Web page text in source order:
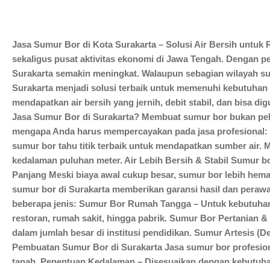
Jasa Sumur Bor di Kota Surakarta – Solusi Air Bersih untuk
sekaligus pusat aktivitas ekonomi di Jawa Tengah. Dengan
Surakarta semakin meningkat. Walaupun sebagian wilayah
Surakarta menjadi solusi terbaik untuk memenuhi
mendapatkan air bersih yang jernih, debit stabil, dan bisa
Jasa Sumur Bor di Surakarta? Membuat sumur bor bukan
mengapa Anda harus mempercayakan pada jasa
sumur bor tahu titik terbaik untuk mendapatkan sumber air.
kedalaman puluhan meter. Air Lebih Bersih & Stabil Sumur
Panjang Meski biaya awal cukup besar, sumur bor lebih
sumur bor di Surakarta memberikan garansi hasil dan
beberapa jenis: Sumur Bor Rumah Tangga – Untuk
restoran, rumah sakit, hingga pabrik. Sumur Bor Pertanian
dalam jumlah besar di institusi pendidikan. Sumur Artesis
Pembuatan Sumur Bor di Surakarta Jasa sumur bor